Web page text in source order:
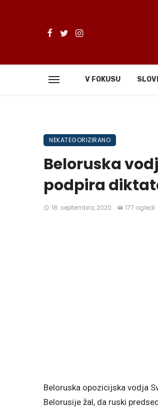
V FOKUSU
NEKATEGORIZIRANO
Beloruska
podpira
18. septembra, 2020 177 ogledi
Beloruska opozicijska vodja
Belorusije žal, da ruski